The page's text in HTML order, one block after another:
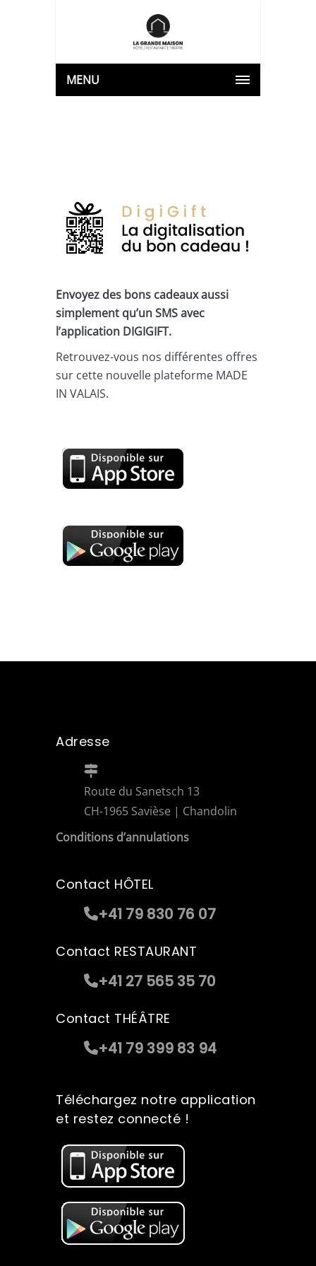
MENU
Envoyez des bons cadeaux aussi
simplement qu’un SMS avec
l’application DIGIGIFT.
Retrouvez-vous nos différentes offres
sur cette nouvelle plateforme MADE
IN VALAIS.
Adresse
Route du Sanetsch 13
CH-1965 Savièse | Chandolin
Conditions d’annulations
Contact HÔTEL
+41 79 830 76 07
Contact RESTAURANT
+41 27 565 35 70
Contact THÉÂTRE
+41 79 399 83 94
Téléchargez notre application
et restez connecté !